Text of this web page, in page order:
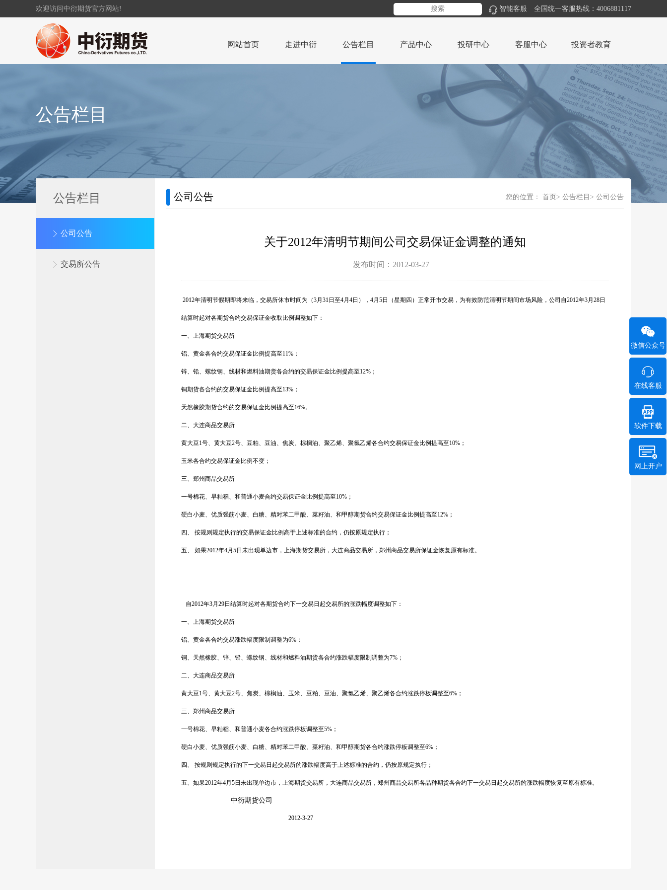
欢迎访问中衍期货官方网站! 智能客服 全国统一客服热线：4006881117
网站首页 走进中衍 公告栏目 产品中心 投研中心 客服中心 投资者教育
公告栏目
公告栏目
公司公告
交易所公告
公司公告 您的位置： 首页 公告栏目 公司公告
关于2012年清明节期间公司交易保证金调整的通知
发布时间：2012-03-27
2012年清明节假期即将来临，交易所休市时间为（3月 31日至4月 4日）， 4月 5日（星期四）正常开市交易，为有效防范清明节期间市场风险，公司自2012年3月 28日
结算时起对各期货合约交易保证金收取比例调整如下：
一、上海期货交易所
铝、黄金各合约交易保证金比例提高至11% ；
锌、铅、螺纹钢、线材和燃料油期货各合约的交易保证金比例提高至12% ；
铜期货各合约的交易保证金比例提高至13% ；
天然橡胶期货合约的交易保证金比例提高至16%。
二、大连商品交易所
黄大豆1号、黄大豆2号、豆粕、豆油、焦炭、棕榈油、聚乙烯、聚氯乙烯各合约交易保证金比例提高至10% ；
玉米各合约交易保证金比例不变；
三、郑州商品交易所
一号棉花、早籼稻、和普通小麦合约交易保证金比例提高至10% ；
硬白小麦、优质强筋小麦、白糖、精对苯二甲酸、菜籽油、和甲醇期货合约交易保证金比例提高至12% ；
四、 按规则规定执行的交易保证金比例高于上述标准的合约，仍按原规定执行；
五、 如果2012年4月 5日未出现单边市，上海期货交易所，大连商品交易所，郑州商品交易所保证金恢复原有标准。
自2012年3月 29日结算时起对各期货合约下一交易日起交易所的涨跌幅度调整如下：
一、上海期货交易所
铝、黄金各合约交易涨跌幅度限制调整为6% ；
铜、天然橡胶、锌、铅、螺纹钢、线材和燃料油期货各合约涨跌幅度限制调整为7% ；
二、大连商品交易所
黄大豆1号、黄大豆2号、焦炭、棕榈油、玉米、豆粕、豆油、聚氯乙烯、聚乙烯各合约涨跌停板调整至6% ；
三、郑州商品交易所
一号棉花、早籼稻、和普通小麦各合约涨跌停板调整至5% ；
硬白小麦、优质强筋小麦、白糖、精对苯二甲酸、菜籽油、和甲醇期货各合约涨跌停板调整至6% ；
四、 按规则规定执行的下一交易日起交易所的涨跌幅度高于上述标准的合约，仍按原规定执行；
五、如果2012年4月 5日未出现单边市，上海期货交易所，大连商品交易所，郑州商品交易所各品种期货各合约下一交易日起交易所的涨跌幅度恢复至原有标准。
中衍期货公司
2012-3-27
微信公众号
在线客服
软件下载
网上开户